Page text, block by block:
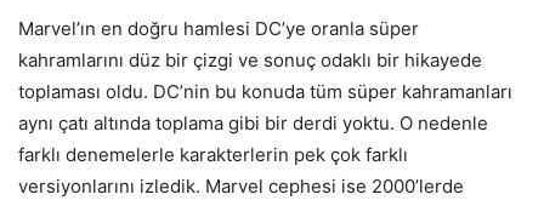
Marvel’ın en doğru hamlesi DC’ye oranla süper
kahramlarını düz bir çizgi ve sonuç odaklı bir hikayede
toplaması oldu. DC’nin bu konuda tüm süper kahramanları
aynı çatı altında toplama gibi bir derdi yoktu. O nedenle
farklı denemelerle karakterlerin pek çok farklı
versiyonlarını izledik. Marvel cephesi ise 2000’lerde